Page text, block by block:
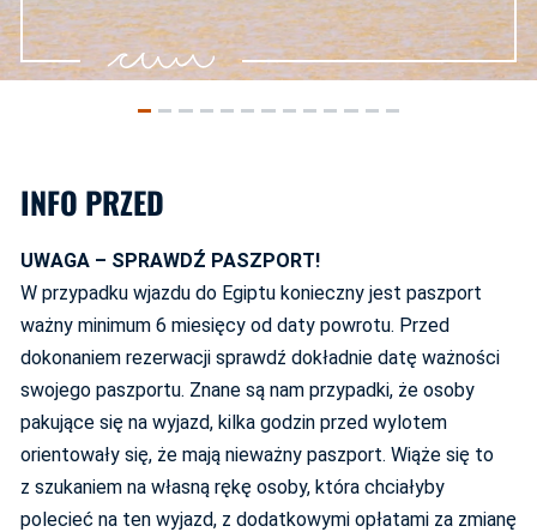
INFO PRZED
UWAGA – SPRAWDŹ PASZPORT!
W przypadku wjazdu do Egiptu konieczny jest paszport
ważny minimum 6 miesięcy od daty powrotu. Przed
dokonaniem rezerwacji sprawdź dokładnie datę ważności
swojego paszportu. Znane są nam przypadki, że osoby
pakujące się na wyjazd, kilka godzin przed wylotem
orientowały się, że mają nieważny paszport. Wiąże się to
z szukaniem na własną rękę osoby, która chciałyby
polecieć na ten wyjazd, z dodatkowymi opłatami za zmianę